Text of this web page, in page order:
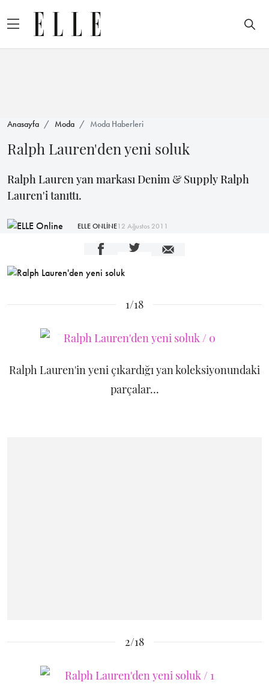
Anasayfa Moda Moda Haberleri
Ralph Lauren'den yeni soluk
Ralph Lauren yan markası Denim & Supply Ralph
Lauren'i tanıttı.
ELLE ONLİNE12 Ağustos 2011
1/18
Ralph Lauren'in yeni çıkardığı yan koleksiyonundaki
parçalar...
2/18